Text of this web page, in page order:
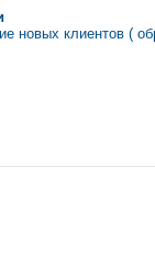
новых клиентов (